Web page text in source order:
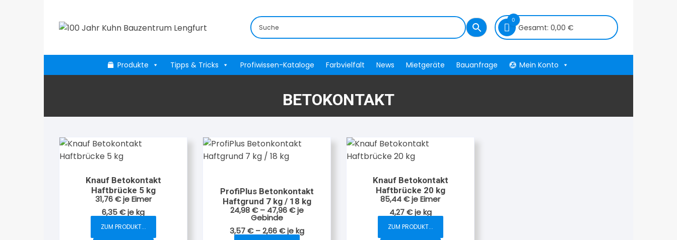
springen
0
Gesamt: 0,00 €
Produkte Tipps & Tricks Profiwissen-Kataloge Farbvielfalt News Mietgeräte Bauanfrage Mein Konto
BETOKONTAKT
Knauf Betokontakt
Haftbrücke 5 kg
31,76€ je Eimer
6,35€jekg
ZUM PRODUKT...
ProfiPlus Betonkontakt
Haftgrund 7 kg / 18 kg
24,98€– 47,96€ je
Gebinde
3,57€–2,66€jekg
Knauf Betokontakt
Haftbrücke 20 kg
85,44€je Eimer
4,27€jekg
ZUM PRODUKT...